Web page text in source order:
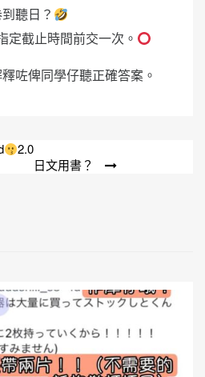
聽日？
截止時間前交一次。
咗俾同學仔聽正確答案。
2.0
日文用書？